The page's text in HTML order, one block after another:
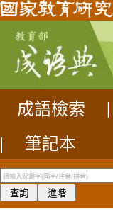
成語檢索
|
筆記本